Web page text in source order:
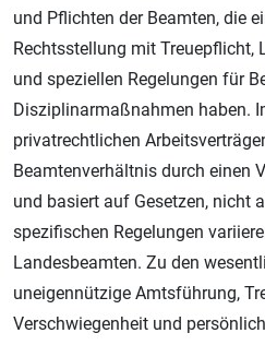
und Pflichten der Beamten, die
Rechtsstellung mit Treuepflicht,
und speziellen Regelungen für
Disziplinarmaßnahmen haben.
privatrechtlichen
Beamtenverhältnis durch einen
und basiert auf Gesetzen, nicht
spezifischen Regelungen
Landesbeamten. Zu den
uneigennützige Amtsführung,
Verschwiegenheit und